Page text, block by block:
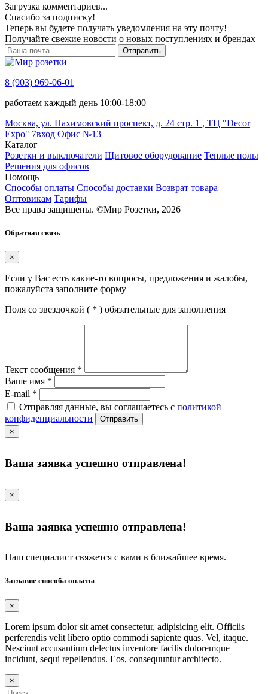
Загрузка комментариев...
Спасибо за подписку!
Теперь вы будете получать уведомления на эту почту!
Получайте свежие новости о новых поступлениях и брендах
Отправить
8 (903) 969-06-01
работаем каждый день 10:00-18:00
Москва, ул. Нахимовский проспект, д. 24 стр. 1 , ТЦ "Decor
Expo" 7вход Офис №13
Каталог
Розетки и выключатели Щитовое оборудование Теплые полы
Решения для офисов
Помощь
Способы оплаты Способы доставки Возврат товара
Оптовикам Тарифы
Все права защищены. ©Мир Розетки, 2026
Обратная связь
×
Если у Вас есть какие-то вопросы, предложения и жалобы,
пожалуйста заполните форму
Поля со звездочкой ( * ) обязательные для заполнения
Текст сообщения *
Ваше имя *
E-mail *
Отправляя данные, вы соглашаетесь с политикой
конфиденциальности
Отправить
×
Ваша заявка успешно отправлена!
×
Ваша заявка успешно отправлена!
Наш специалист свяжется с вами в ближайшее время.
Заглавие способа оплаты
×
Lorem ipsum dolor sit amet consectetur, adipisicing elit. Officiis
perferendis velit libero optio commodi sapiente quas. Vel, itaque.
Nesciunt accusantium delectus inventore facilis doloremque
incidunt, sequi repellendus. Eos, consequuntur architecto.
×